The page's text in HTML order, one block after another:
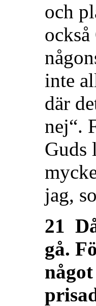
och
inte
där
nej“.
Guds
jag,
21
gå.